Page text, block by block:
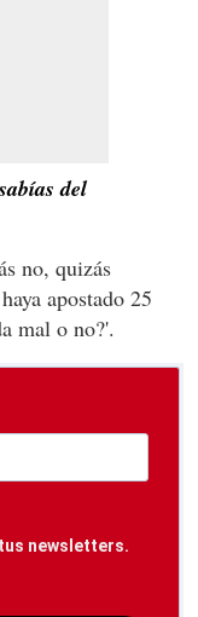
del
no, quizás
apostado 25
mal o no?'.
newsletters.